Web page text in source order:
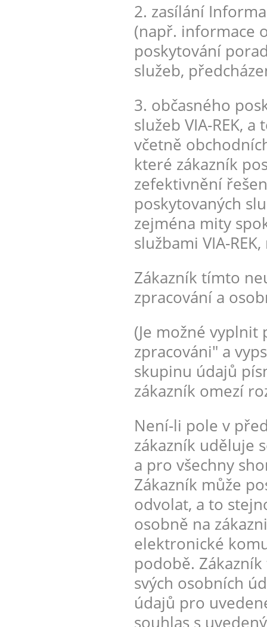
2. zasílání
(např. informace
poskytování
služeb,
3. občasného
služeb VIA-REK,
včetně
které zákazník
zefektivnění
poskytovaných
zejména mity
službami VIA-
Zákazník tímto
zpracování a
(Je možné vyplnit
zpracováni" a
skupinu údajů
zákazník omezí
Není-li pole v
zákazník uděluje
a pro všechny
Zákazník může
odvolat, a to
osobně na
elektronické
podobě.
svých osobních
údajů pro
souhlas s